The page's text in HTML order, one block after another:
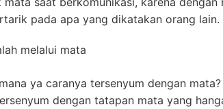
pada apa yang dikatakan orang lain.
melalui mata
ya caranya tersenyum dengan
dengan tatapan mata yang